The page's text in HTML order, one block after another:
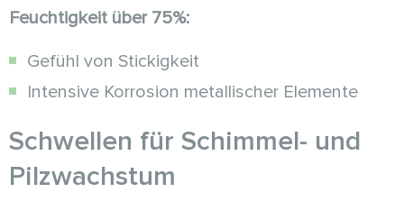
Feuchtigkeit über 75%:
Gefühl von Stickigkeit
Intensive Korrosion metallischer Elemente
Schwellen für Schimmel- und
Pilzwachstum